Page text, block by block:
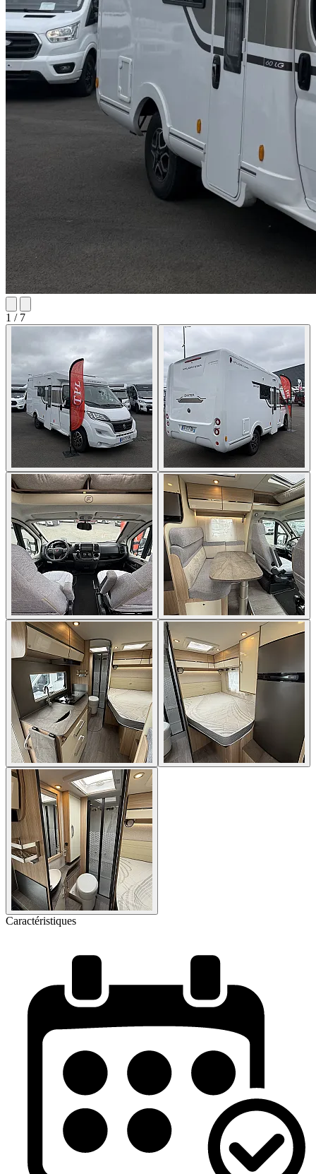
1 / 7
Caractéristiques